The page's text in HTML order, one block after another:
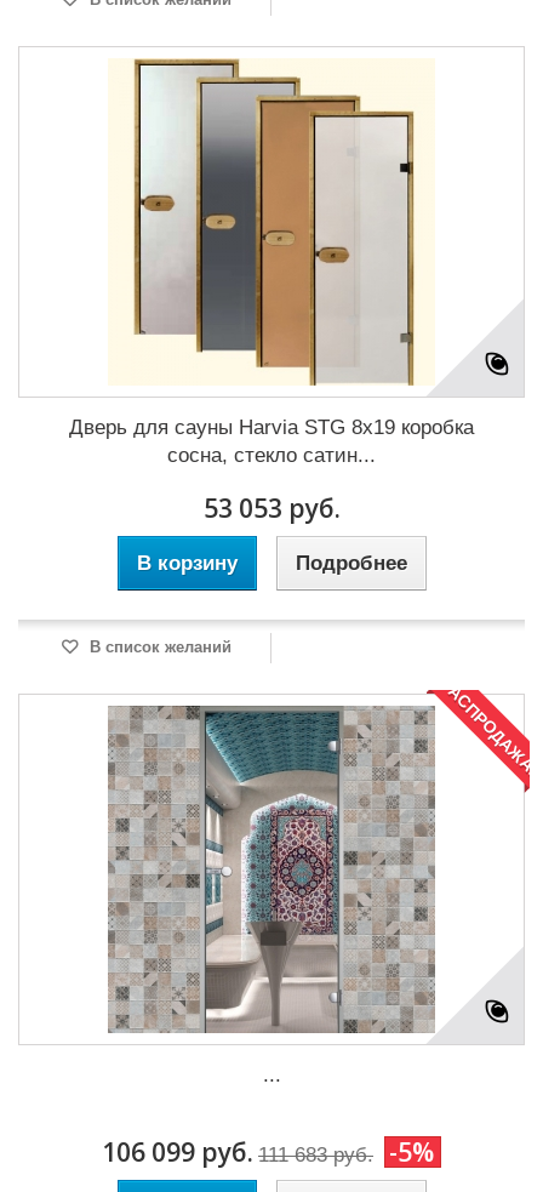
Дверь для сауны Harvia STG 8x19 коробка
сосна, стекло сатин...
53 053 руб.
В корзину Подробнее
В список желаний
РАСПРОДАЖА!
...
106 099 руб. 111 683 руб. -5%